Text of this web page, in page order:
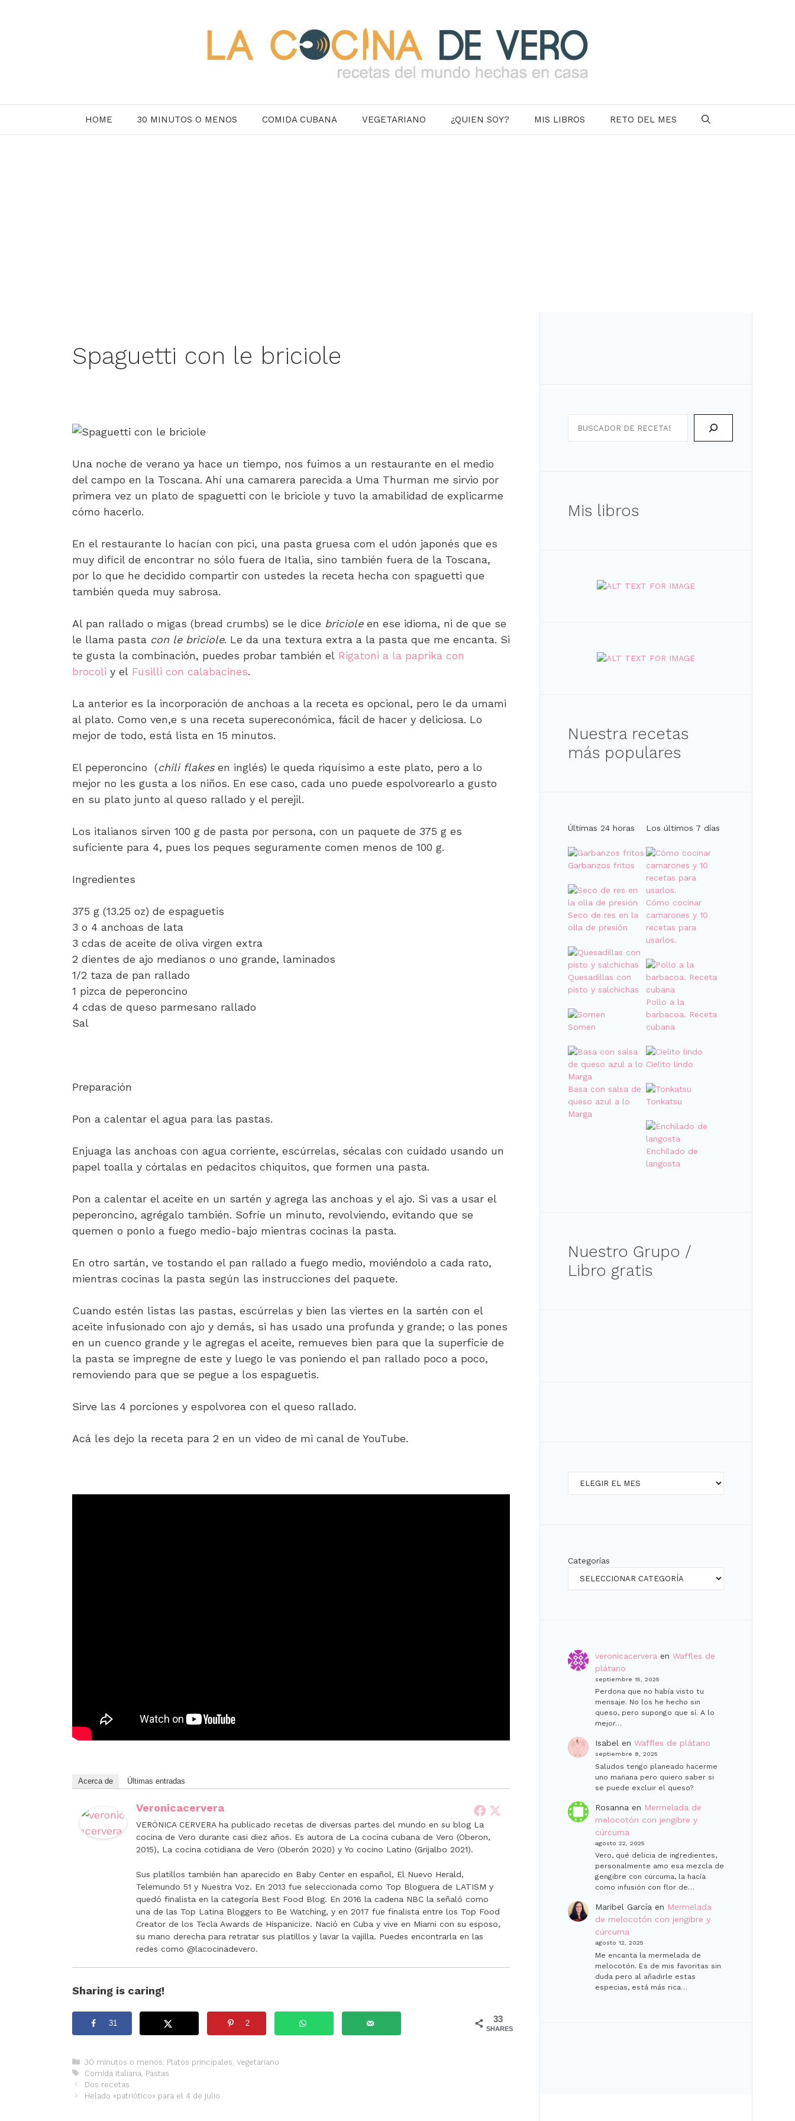
HOME 30 MINUTOS O MENOS COMIDA CUBANA VEGETARIANO ¿QUIEN SOY? MIS LIBROS RETO DEL MES
Spaguetti con le briciole
Una noche de verano ya hace un tiempo, nos fuimos a un restaurante en el medio
del campo en la Toscana. Ahí una camarera parecida a Uma Thurman me sirvio por
primera vez un plato de spaguetti con le briciole y tuvo la amabilidad de explicarme
cómo hacerlo.
En el restaurante lo hacían con pici, una pasta gruesa com el udón japonés que es
muy difícil de encontrar no sólo fuera de Italia, sino también fuera de la Toscana,
por lo que he decidido compartir con ustedes la receta hecha con spaguetti que
también queda muy sabrosa.
Al pan rallado o migas (bread crumbs) se le dice bricioleen ese idioma, ni de que se
le llama pasta con le briciole. Le da una textura extra a la pasta que me encanta. Si
te gusta la combinación, puedes probar también el Rigatoni a la paprika con
brocoli y el Fusilli con calabacines.
La anterior es la incorporación de anchoas a la receta es opcional, pero le da umami
al plato. Como ven,e s una receta supereconómica, fácil de hacer y deliciosa. Lo
mejor de todo, está lista en 15 minutos.
El peperoncino (chili flakes en inglés) le queda riquísimo a este plato, pero a lo
mejor no les gusta a los niños. En ese caso, cada uno puede espolvorearlo a gusto
en su plato junto al queso rallado y el perejil.
Los italianos sirven 100 g de pasta por persona, con un paquete de 375 g es
suficiente para 4, pues los peques seguramente comen menos de 100 g.
Ingredientes
375 g (13.25 oz) de espaguetis
3 o 4 anchoas de lata
3 cdas de aceite de oliva virgen extra
2 dientes de ajo medianos o uno grande, laminados
1/2 taza de pan rallado
1 pizca de peperoncino
4 cdas de queso parmesano rallado
Sal
Preparación
Pon a calentar el agua para las pastas.
Enjuaga las anchoas con agua corriente, escúrrelas, sécalas con cuidado usando un
papel toalla y córtalas en pedacitos chiquitos, que formen una pasta.
Pon a calentar el aceite en un sartén y agrega las anchoas y el ajo. Si vas a usar el
peperoncino, agrégalo también. Sofríe un minuto, revolviendo, evitando que se
quemen o ponlo a fuego medio-bajo mientras cocinas la pasta.
En otro sartán, ve tostando el pan rallado a fuego medio, moviéndolo a cada rato,
mientras cocinas la pasta según las instrucciones del paquete.
Cuando estén listas las pastas, escúrrelas y bien las viertes en la sartén con el
aceite infusionado con ajo y demás, si has usado una profunda y grande; o las pones
en un cuenco grande y le agregas el aceite, remueves bien para que la superficie de
la pasta se impregne de este y luego le vas poniendo el pan rallado poco a poco,
removiendo para que se pegue a los espaguetis.
Sirve las 4 porciones y espolvorea con el queso rallado.
Acá les dejo la receta para 2 en un video de mi canal de YouTube.
Acerca de Últimas entradas
Veronicacervera
VERÓNICA CERVERA ha publicado recetas de diversas partes del mundo en su blog La
cocina de Vero durante casi diez años. Es autora de La cocina cubana de Vero (Oberon,
2015), La cocina cotidiana de Vero (Oberón 2020) y Yo cocino Latino (Grijalbo 2021).
Sus platillos también han aparecido en Baby Center en español, El Nuevo Herald,
Telemundo 51 y Nuestra Voz. En 2013 fue seleccionada como Top Bloguera de LATISM y
quedó finalista en la categoría Best Food Blog. En 2016 la cadena NBC la señaló como
una de las Top Latina Bloggers to Be Watching, y en 2017 fue finalista entre los Top Food
Creator de los Tecla Awards de Hispanicize. Nació en Cuba y vive en Miami con su esposo,
su mano derecha para retratar sus platillos y lavar la vajilla. Puedes encontrarla en las
redes como @lacocinadevero.
Sharing is caring!
33
SHARES
31 2
Categorías
30 minutos o menos Platos principales Vegetariano
Etiquetas
Comida italiana Pastas
Dos recetas
Helado «patriótico» para el 4 de julio
Mis libros
Nuestra recetas
más populares
Últimas 24 horas
Garbanzos fritos
Seco de res en la
olla de presión
Quesadillas con
pisto y salchichas
Somen
Basa con salsa de
queso azul a lo
Marga
Los últimos 7 días
Cómo cocinar
camarones y 10
recetas para
usarlos.
Pollo a la
barbacoa. Receta
cubana
Cielito lindo
Tonkatsu
Enchilado de
langosta
Nuestro Grupo /
Libro gratis
Categorías
veronicacervera en Waffles de
plátano
septiembre 15, 2025
Perdona que no había visto tu
mensaje. No los he hecho sin
queso, pero supongo que sí. A lo
mejor…
Isabelen Waffles de plátano
septiembre 8, 2025
Saludos tengo planeado hacerme
uno man̈ana pero quiero saber si
se puede excluir el queso?
Rosanna en Mermelada de
melocotón con jengibre y
cúrcuma
agosto 22, 2025
Vero, qué delicia de ingredientes,
personalmente amo esa mezcla de
gengibre con cúrcuma, la hacía
como infusión con flor de…
Maribel Garcíaen Mermelada
de melocotón con jengibre y
cúrcuma
agosto 12, 2025
Me encanta la mermelada de
melocotón. Es de mis favoritas sin
duda pero al añadirle estas
especias, está más rica…